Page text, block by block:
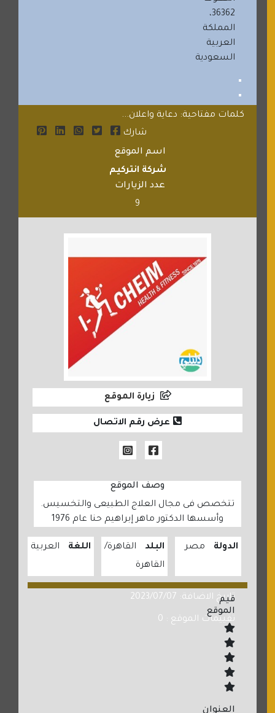
36362،
المملكة
العربية
السعودية
كلمات مفتاحية: دعاية واعلان...
شارك
اسم الموقع
شركة انتركيم
عدد الزيارات
9
زيارة الموقع
عرض رقم الاتصال
وصف الموقع
تتخصص فى مجال العلاج الطبيعى والتخسيس.
وأسسها الدكتور ماهر إبراهيم حنا عام 1976
الدولة مصر البلد
القاهرة
القاهرة
اللغة العربية
تاريخ الاضافة: 2023/07/07
تقييمات الموقع : 0
قيم
الموقع
العنوان